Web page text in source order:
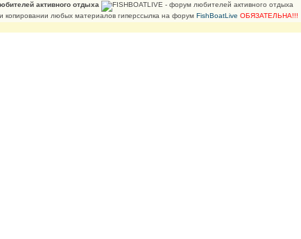
активного отдыха
копировании любых материалов гиперссылка на форум FishBoatLive ОБЯЗАТЕЛЬНА!!!